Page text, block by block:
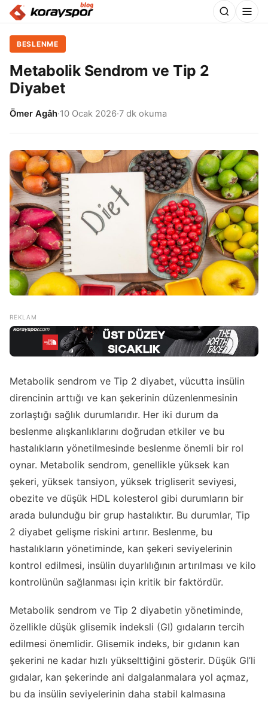
BESLENME
Metabolik Sendrom ve Tip 2
Diyabet
Ömer Agâh·10 Ocak 2026·7 dk okuma
Metabolik sendrom ve Tip 2 diyabet, vücutta insülin
direncinin arttığı ve kan şekerinin düzenlenmesinin
zorlaştığı sağlık durumlarıdır. Her iki durum da
beslenme alışkanlıklarını doğrudan etkiler ve bu
hastalıkların yönetilmesinde beslenme önemli bir rol
oynar. Metabolik sendrom, genellikle yüksek kan
şekeri, yüksek tansiyon, yüksek trigliserit seviyesi,
obezite ve düşük HDL kolesterol gibi durumların bir
arada bulunduğu bir grup hastalıktır. Bu durumlar, Tip
2 diyabet gelişme riskini artırır. Beslenme, bu
hastalıkların yönetiminde, kan şekeri seviyelerinin
kontrol edilmesi, insülin duyarlılığının artırılması ve kilo
kontrolünün sağlanması için kritik bir faktördür.
Metabolik sendrom ve Tip 2 diyabetin yönetiminde,
özellikle düşük glisemik indeksli (GI) gıdaların tercih
edilmesi önemlidir. Glisemik indeks, bir gıdanın kan
şekerini ne kadar hızlı yükselttiğini gösterir. Düşük GI’li
gıdalar, kan şekerinde ani dalgalanmalara yol açmaz,
bu da insülin seviyelerinin daha stabil kalmasına